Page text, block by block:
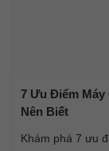
7 Ưu Điểm Máy
Nên Biết
Khám phá 7 ưu